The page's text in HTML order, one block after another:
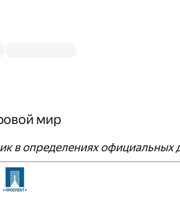
мир
в определениях официальных